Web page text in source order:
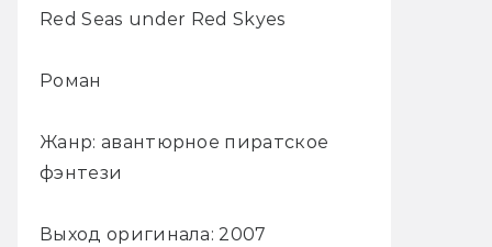
Red Seas under Red Skyes
Роман
Жанр: авантюрное пиратское
фэнтези
Выход оригинала: 2007